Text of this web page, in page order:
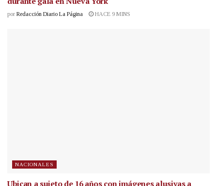
por Redacción Diario La Página HACE 9 MINS
NACIONALES
Ubican a sujeto de 16 años con imágenes alusivas a